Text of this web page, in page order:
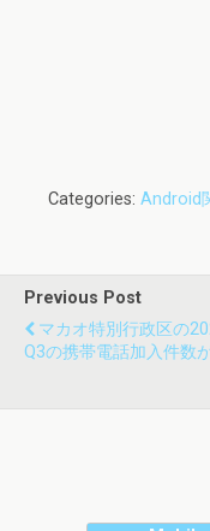
Categories: Android
Previous Post
マカオ特別行政区の
Q3の携帯電話加入件数